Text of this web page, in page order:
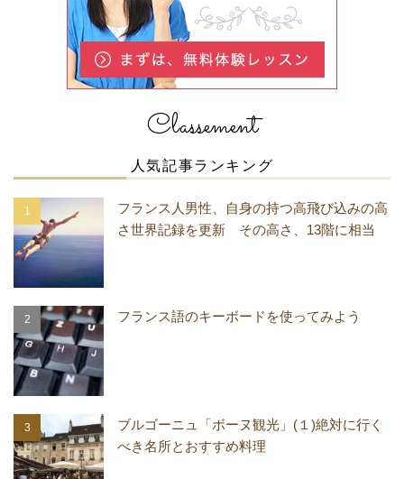
Classement
人気記事ランキング
フランス人男性、自身の持つ高飛び込みの高
さ世界記録を更新 その高さ、13階に相当
フランス語のキーボードを使ってみよう
ブルゴーニュ「ボーヌ観光」(１)絶対に行く
べき名所とおすすめ料理